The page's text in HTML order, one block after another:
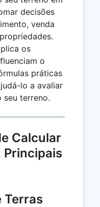
decisões
venda
os
o
práticas
lo a avaliar
terreno.
Calcular
Principais
Terras